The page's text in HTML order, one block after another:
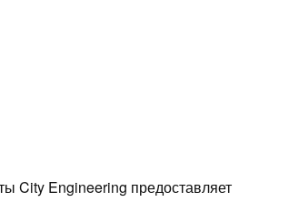
City Engineering предоставляет